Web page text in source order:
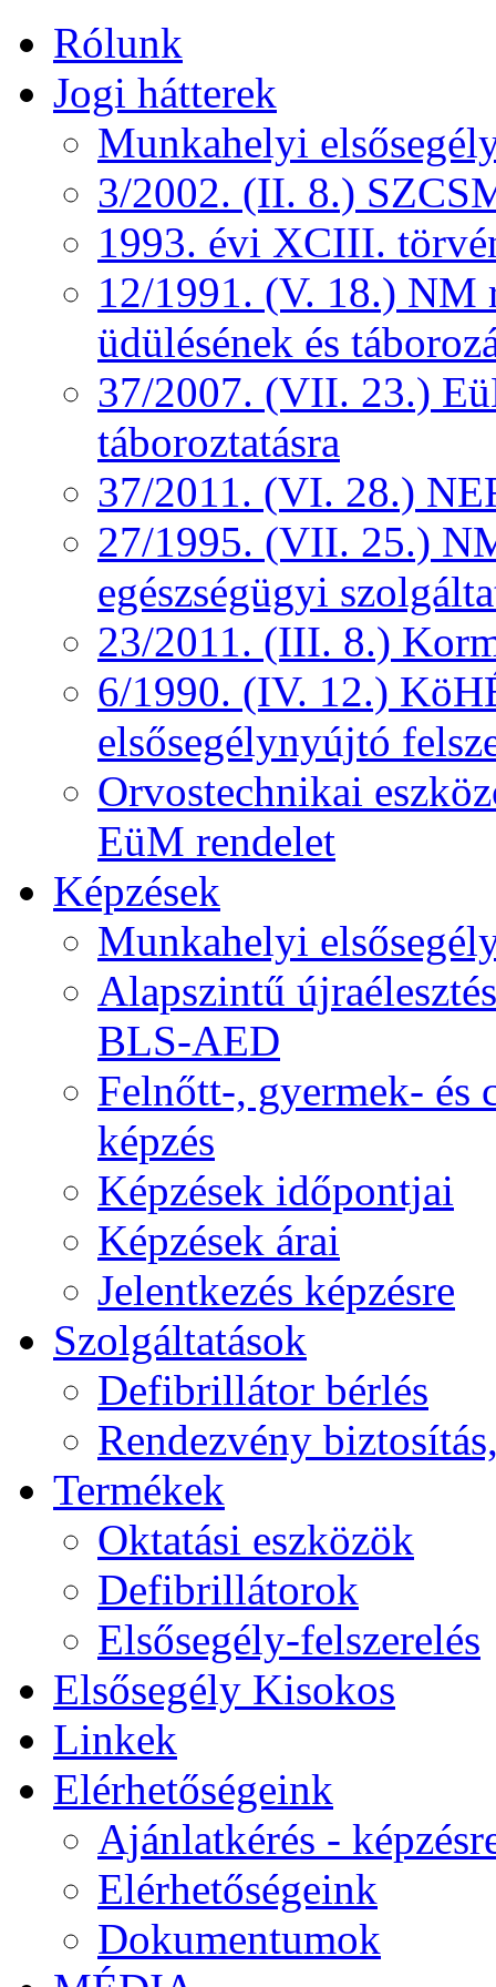
Rólunk
Jogi hátterek
Munkahelyi
3/2002. (II. 8.)
1993. évi XCIII.
12/1991. (V. 18.) NM
üdülésének és
37/2007. (VII. 23.)
táboroztatásra
37/2011. (VI. 28.)
27/1995. (VII. 25.)
egészségügyi
23/2011. (III. 8.)
6/1990. (IV. 12.)
elsősegélynyújtó
Orvostechnikai
EüM rendelet
Képzések
Munkahelyi
Alapszintű
BLS-AED
Felnőtt-, gyermek- és
képzés
Képzések időpontjai
Képzések árai
Jelentkezés képzésre
Szolgáltatások
Defibrillátor bérlés
Rendezvény
Termékek
Oktatási eszközök
Defibrillátorok
Elsősegély-felszerelés
Elsősegély Kisokos
Linkek
Elérhetőségeink
Ajánlatkérés -
Elérhetőségeink
Dokumentumok